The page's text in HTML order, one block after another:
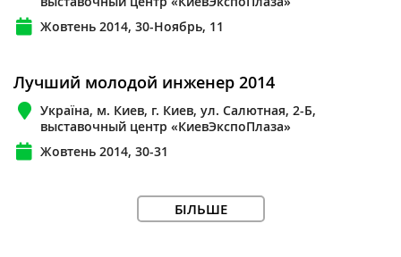
Жовтень 2014, 30-Ноябрь, 11
Лучший молодой инженер 2014
Україна, м. Киев, г. Киев, ул. Салютная, 2-Б,
выставочный центр «КиевЭкспоПлаза»
Жовтень 2014, 30-31
БІЛЬШЕ